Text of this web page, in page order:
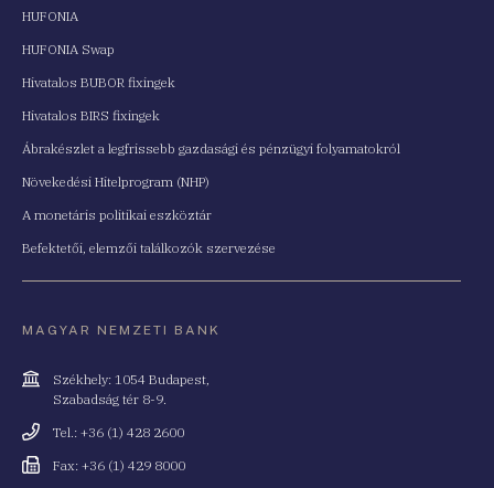
HUFONIA
HUFONIA Swap
Hivatalos BUBOR fixingek
Hivatalos BIRS fixingek
Ábrakészlet a legfrissebb gazdasági és pénzügyi folyamatokról
Növekedési Hitelprogram (NHP)
A monetáris politikai eszköztár
Befektetői, elemzői találkozók szervezése
MAGYAR NEMZETI BANK
Cím
Székhely: 1054 Budapest,
Szabadság tér 8-9.
Telefonszám
Tel.: +36 (1) 428 2600
Fax
Fax: +36 (1) 429 8000